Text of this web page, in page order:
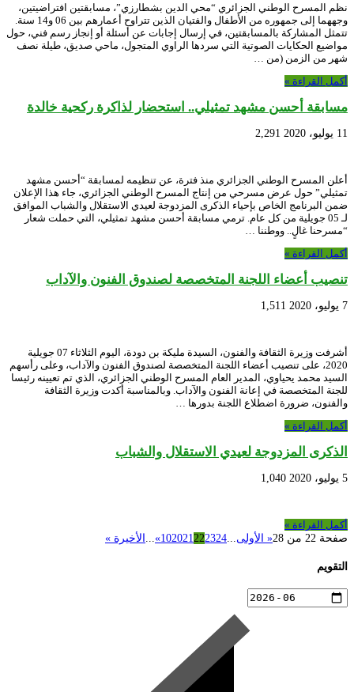
نظم المسرح الوطني الجزائري “محي الدين بشطارزي”، مسابقتين افتراضيتين،
وجههما إلى جمهوره من الأطفال والفتيان الذين تتراوح أعمارهم بين 06 و14 سنة.
تتمثل المشاركة بالمسابقتين، في إرسال إجابات عن أسئلة أو إنجاز رسم فني، حول
مواضيع الحكايات الصوتية التي سردها الراوي المتجول، ماحي صديق، طيلة نصف
شهر من الزمن (من …
أكمل القراءة »
مسابقة أحسن مشهد تمثيلي.. استحضار لذاكرة ركحية خالدة
11 يوليو، 2020 2,291
أعلن المسرح الوطني الجزائري منذ فترة، عن تنظيمه لمسابقة “أحسن مشهد
تمثيلي” حول عرض مسرحي من إنتاج المسرح الوطني الجزائري، جاء هذا الإعلان
ضمن البرنامج الخاص بإحياء الذكرى المزدوجة لعيدي الاستقلال والشباب الموافق
لـ 05 جويلية من كل عام. ترمي مسابقة أحسن مشهد تمثيلي، التي حملت شعار
“مسرحنا غالٍ.. ووطننا …
أكمل القراءة »
تنصيب أعضاء اللجنة المتخصصة لصندوق الفنون والآداب
7 يوليو، 2020 1,511
أشرفت وزيرة الثقافة والفنون، السيدة مليكة بن دودة، اليوم الثلاثاء 07 جويلية
2020، على تنصيب أعضاء اللجنة المتخصصة لصندوق الفنون والآداب، وعلى رأسهم
السيد محمد يحياوي، المدير العام المسرح الوطني الجزائري، الذي تم تعيينه رئيسا
للجنة المتخصصة في إعانة الفنون والآداب. وبالمناسبة أكدت وزيرة الثقافة
والفنون، ضرورة اضطلاع اللجنة بدورها …
أكمل القراءة »
الذكرى المزدوجة لعيدي الاستقلال والشباب
5 يوليو، 2020 1,040
أكمل القراءة »
صفحة 22 من 28
« الأولى...
102021222324
»
... الأخيرة »
التقويم